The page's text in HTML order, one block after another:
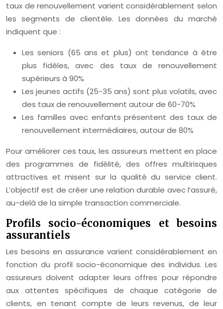
taux de renouvellement varient considérablement selon
les segments de clientèle. Les données du marché
indiquent que :
Les seniors (65 ans et plus) ont tendance à être
plus fidèles, avec des taux de renouvellement
supérieurs à 90%
Les jeunes actifs (25-35 ans) sont plus volatils, avec
des taux de renouvellement autour de 60-70%
Les familles avec enfants présentent des taux de
renouvellement intermédiaires, autour de 80%
Pour améliorer ces taux, les assureurs mettent en place
des programmes de fidélité, des offres multirisques
attractives et misent sur la qualité du service client.
L’objectif est de créer une relation durable avec l’assuré,
au-delà de la simple transaction commerciale.
Profils socio-économiques et besoins
assurantiels
Les besoins en assurance varient considérablement en
fonction du profil socio-économique des individus. Les
assureurs doivent adapter leurs offres pour répondre
aux attentes spécifiques de chaque catégorie de
clients, en tenant compte de leurs revenus, de leur